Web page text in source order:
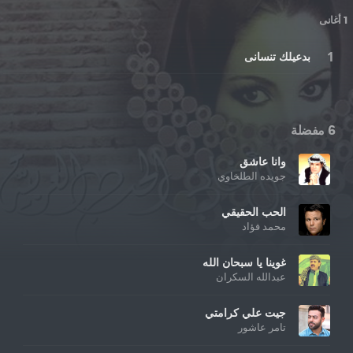
1 أغانى
بدعيلك تنسانى
6 مفضلة
وانا عاشق
جويده الطلخاوي
الحب الحقيقي
محمد فؤاد
غوينا يا سبحان الله
عبدالله السكران
جيت علي كرامتي
تامر عاشور